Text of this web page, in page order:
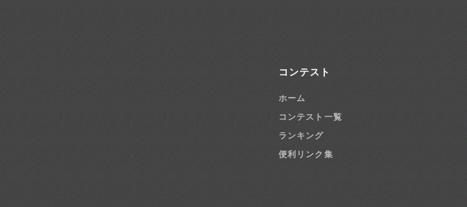
コンテスト
ホーム
コンテスト一覧
ランキング
便利リンク集